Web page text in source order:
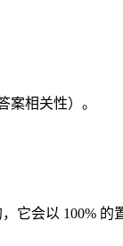
案相关性）。
它会以 100% 的